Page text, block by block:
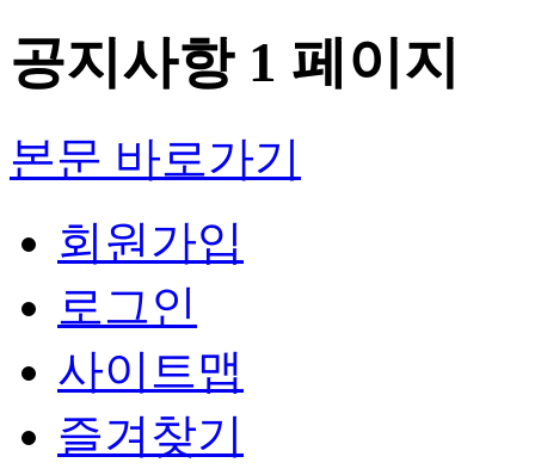
공지사항 1 페이지
본문 바로가기
회원가입
로그인
사이트맵
즐겨찾기